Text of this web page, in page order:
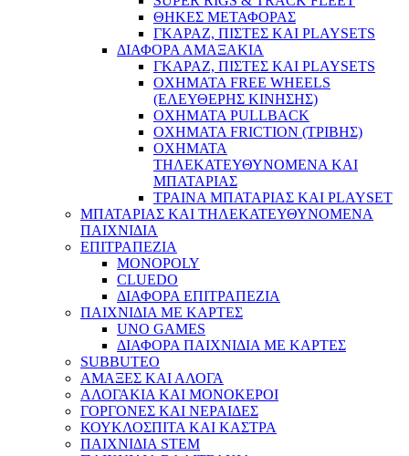
ΘΗΚΕΣ ΜΕΤΑΦΟΡΑΣ
ΓΚΑΡΑΖ, ΠΙΣΤΕΣ ΚΑΙ PLAYSETS
ΔΙΑΦΟΡΑ ΑΜΑΞΑΚΙΑ
ΓΚΑΡΑΖ, ΠΙΣΤΕΣ ΚΑΙ PLAYSETS
ΟΧΗΜΑΤΑ FREE WHEELS
(ΕΛΕΥΘΕΡΗΣ ΚΙΝΗΣΗΣ)
ΟΧΗΜΑΤΑ PULLBACK
ΟΧΗΜΑΤΑ FRICTION (ΤΡΙΒΗΣ)
ΟΧΗΜΑΤΑ
ΤΗΛΕΚΑΤΕΥΘΥΝΟΜΕΝΑ ΚΑΙ
ΜΠΑΤΑΡΙΑΣ
ΤΡΑΙΝΑ ΜΠΑΤΑΡΙΑΣ ΚΑΙ PLAYSET
ΜΠΑΤΑΡΙΑΣ ΚΑΙ ΤΗΛΕΚΑΤΕΥΘΥΝΟΜΕΝΑ
ΠΑΙΧΝΙΔΙΑ
ΕΠΙΤΡΑΠΕΖΙΑ
MONOPOLY
CLUEDO
ΔΙΑΦΟΡΑ ΕΠΙΤΡΑΠΕΖΙΑ
ΠΑΙΧΝΙΔΙΑ ΜΕ ΚΑΡΤΕΣ
UNO GAMES
ΔΙΑΦΟΡΑ ΠΑΙΧΝΙΔΙΑ ΜΕ ΚΑΡΤΕΣ
SUBBUTEO
ΑΜΑΞΕΣ ΚΑΙ ΑΛΟΓΑ
ΑΛΟΓΑΚΙΑ ΚΑΙ ΜΟΝΟΚΕΡΟΙ
ΓΟΡΓΟΝΕΣ ΚΑΙ ΝΕΡΑΙΔΕΣ
ΚΟΥΚΛΟΣΠΙΤΑ ΚΑΙ ΚΑΣΤΡΑ
ΠΑΙΧΝΙΔΙΑ STEM